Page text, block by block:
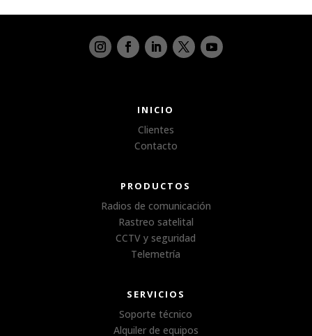
INICIO
Clientes
Contacto
PRODUCTOS
Radios de comunicación
Rastreo satelital
CCTV y seguridad
Telemetría
SERVICIOS
Soporte técnico
Alquiler de equipos